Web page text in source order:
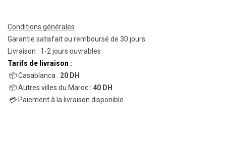
Conditions générales
Garantie satisfait ou remboursé de 30 jours
Livraison : 1-2 jours ouvrables
Tarifs de livraison :
📦 Casablanca : 20 DH
📦 Autres villes du Maroc : 40 DH
💳 Paiement à la livraison disponible